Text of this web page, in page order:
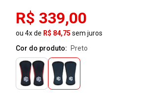
R$ 339,00
ou 4x de R$ 84,75 sem juros
Cor do produto:
preto